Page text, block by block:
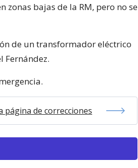
zonas bajas de la RM, pero no se
de un transformador eléctrico
Fernández.
página de correcciones